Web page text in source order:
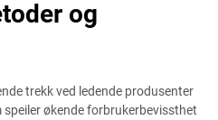
og
trekk ved ledende produsenter
økende forbrukerbevissthet